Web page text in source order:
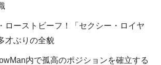
ローストビーフ！「セクシー・ロイヤ
才ぶりの全貌
内で孤高のポジションを確立する